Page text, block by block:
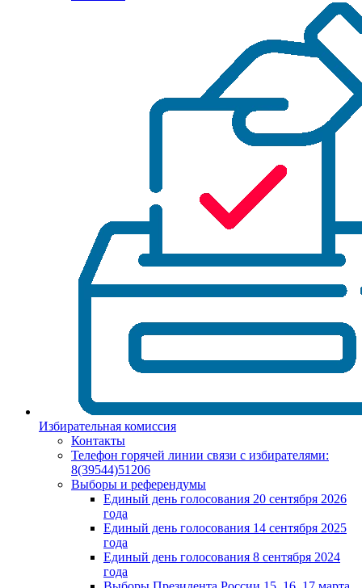
Избирательная комиссия
Контакты
Телефон горячей линии связи с избирателями:
8(39544)51206
Выборы и референдумы
Единый день голосования 20 сентября 2026
года
Единый день голосования 14 сентября 2025
года
Единый день голосования 8 сентября 2024
года